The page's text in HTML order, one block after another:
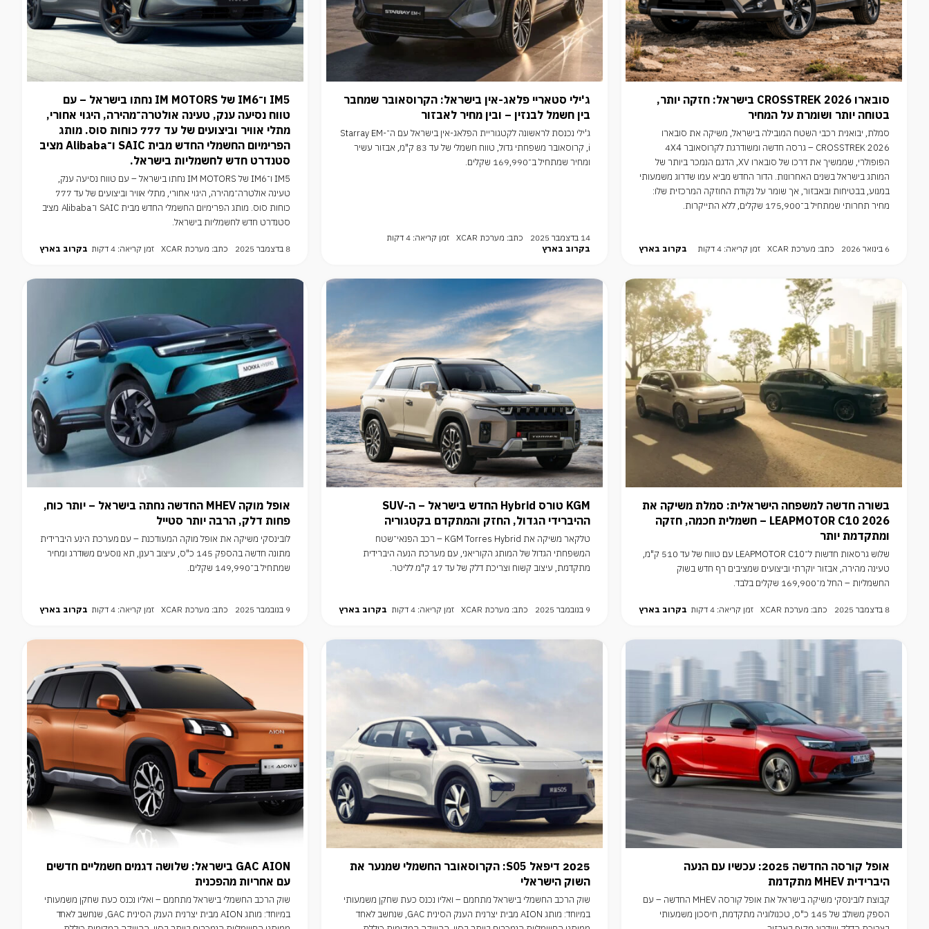
סובארו CROSSTREK 2026 בישראל: חזקה יותר,
בטוחה יותר ושומרת על המחיר
סמלת, יבואנית רכבי השטח המובילה בישראל, משיקה את סובארו
CROSSTREK 2026 – גרסה חדשה ומשודרגת לקרוסאובר 4X4
הפופולרי, שממשיך את דרכו של סובארו XV, הדגם הנמכר ביותר של
המותג בישראל בשנים האחרונות. הדור החדש מביא עמו שדרוג משמעותי
במנוע, בבטיחות ובאבזור, אך שומר על נקודת החוזקה המרכזית שלו:
מחיר תחרותי שמתחיל ב־175,900 שקלים, ללא התייקרות.
6 בינואר 2026 כתב: מערכת XCAR זמן קריאה: 4 דקות בקרוב בארץ
ג'ילי סטאריי פלאג-אין בישראל: הקרוסאובר שמחבר
בין חשמל לבנזין – ובין מחיר לאבזור
ג'ילי נכנסת לראשונה לקטגוריית הפלאג-אין בישראל עם ה־Starray EM-
i, קרוסאובר משפחתי גדול, טווח חשמלי של עד 83 ק"מ, אבזור עשיר
ומחיר שמתחיל ב־169,990 שקלים.
14 בדצמבר 2025 כתב: מערכת XCAR
זמן קריאה: 4 דקות
בקרוב בארץ
IM5 ו־IM6 של IM MOTORS נחתו בישראל – עם
טווח נסיעה ענק, טעינה אולטרה־מהירה, היגוי אחורי,
מתלי אוויר וביצועים של עד 777 כוחות סוס. מותג
הפרימיום החשמלי החדש מבית SAIC ו־Alibaba מציב
סטנדרט חדש לחשמליות בישראל.
IM5 ו־IM6 של IM MOTORS נחתו בישראל – עם טווח נסיעה ענק,
טעינה אולטרה־מהירה, היגוי אחורי, מתלי אוויר וביצועים של עד 777
כוחות סוס. מותג הפרימיום החשמלי החדש מבית SAIC ו־Alibaba מציב
סטנדרט חדש לחשמליות בישראל.
8 בדצמבר 2025 כתב: מערכת XCAR זמן קריאה: 4 דקות בקרוב בארץ
בשורה חדשה למשפחה הישראלית: סמלת משיקה את
LEAPMOTOR C10 2026 – חשמלית חכמה, חזקה
ומתקדמת יותר
שלוש גרסאות חדשות ל־LEAPMOTOR C10 עם טווח של עד 510 ק"מ,
טעינה מהירה, אבזור יוקרתי וביצועים שמציבים רף חדש בשוק
החשמליות – החל מ־169,900 שקלים בלבד.
8 בדצמבר 2025 כתב: מערכת XCAR זמן קריאה: 4 דקות בקרוב בארץ
KGM טורס Hybrid החדש בישראל – ה-SUV
ההיברידי הגדול, החזק והמתקדם בקטגוריה
טלקאר משיקה את KGM Torres Hybrid – רכב הפנאי־שטח
המשפחתי הגדול של המותג הקוריאני, עם מערכת הנעה היברידית
מתקדמת, עיצוב קשוח וצריכת דלק של עד 17 ק"מ לליטר.
9 בנובמבר 2025 כתב: מערכת XCAR זמן קריאה: 4 דקות בקרוב בארץ
אופל מוקה MHEV החדשה נחתה בישראל – יותר כוח,
פחות דלק, הרבה יותר סטייל
לובינסקי משיקה את אופל מוקה המעודכנת – עם מערכת הינע היברידית
מתונה חדשה בהספק 145 כ"ס, עיצוב רענן, תא נוסעים משודרג ומחיר
שמתחיל ב־149,990 שקלים.
9 בנובמבר 2025 כתב: מערכת XCAR זמן קריאה: 4 דקות בקרוב בארץ
אופל קורסה החדשה 2025: עכשיו עם הנעה
היברידית MHEV מתקדמת
קבוצת לובינסקי משיקה בישראל את אופל קורסה MHEV החדשה – עם
הספק משולב של 145 כ"ס, טכנולוגיה מתקדמת, חיסכון משמעותי
2025 דיפאל S05: הקרוסאובר החשמלי שמנער את
השוק הישראלי
שוק הרכב החשמלי בישראל מתחמם – ואליו נכנס כעת שחקן משמעותי
במיוחד: מותג AION מבית יצרנית הענק הסינית GAC, שנחשב לאחד
GAC AION בישראל: שלושה דגמים חשמליים חדשים
עם אחריות מהפכנית
שוק הרכב החשמלי בישראל מתחמם – ואליו נכנס כעת שחקן משמעותי
במיוחד: מותג AION מבית יצרנית הענק הסינית GAC, שנחשב לאחד